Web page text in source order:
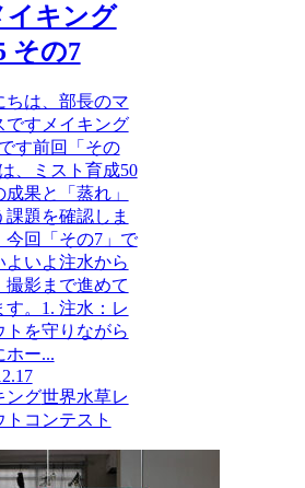
イキング
その7
ちは、部長のマ
ですメイキング
す前回「その
、ミスト育成50
成果と「蒸れ」
課題を確認しま
今回「その7」で
よいよ注水から
撮影まで進めて
す。1. 注水：レ
トを守りながら
ホー...
ング世界水草レ
トコンテスト